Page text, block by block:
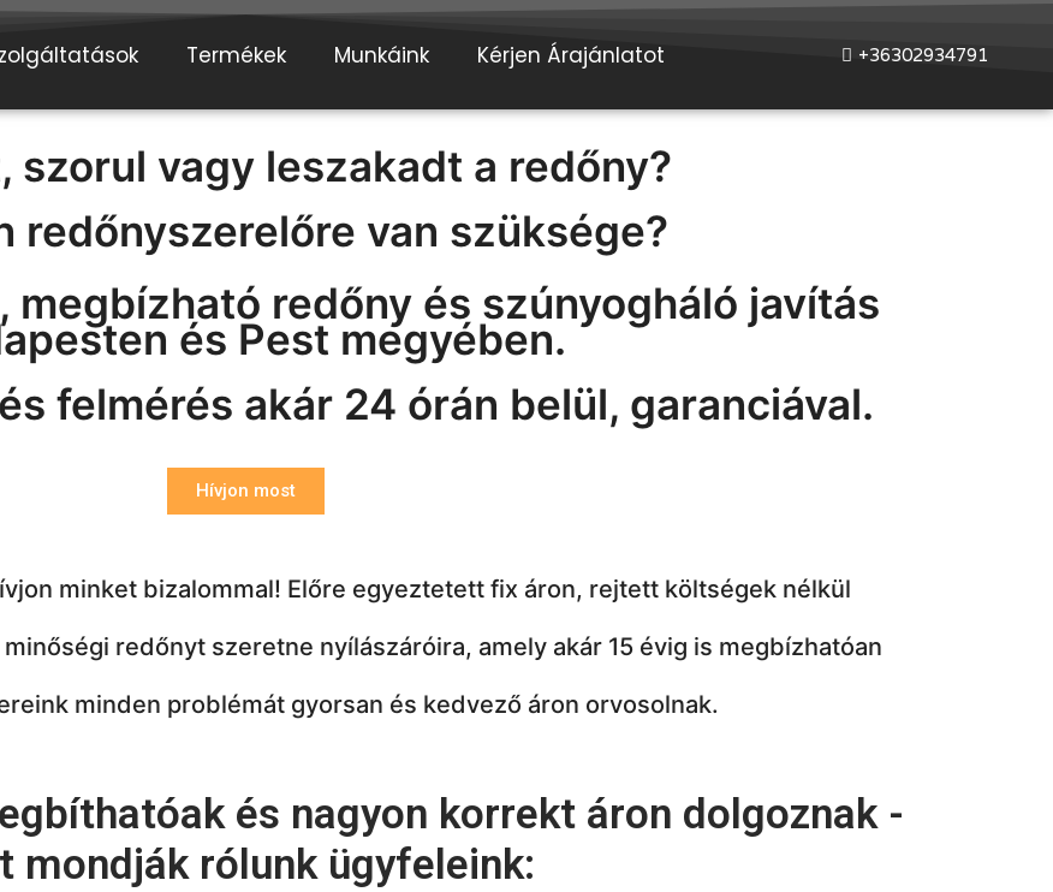
Termékek Munkáink Kérjen Árajánlatot +36302934791
szorul vagy leszakadt a redőny?
redőnyszerelőre van szüksége?
megbízható redőny és szúnyogháló javítás
és Pest megyében.
felmérés akár 24 órán belül, garanciával.
Hívjon most
minket bizalommal! Előre egyeztetett fix áron, rejtett költségek nélkül
redőnyt szeretne nyílászáróira, amely akár 15 évig is megbízhatóan
minden problémát gyorsan és kedvező áron orvosolnak.
és nagyon korrekt áron dolgoznak -
mondják rólunk ügyfeleink: